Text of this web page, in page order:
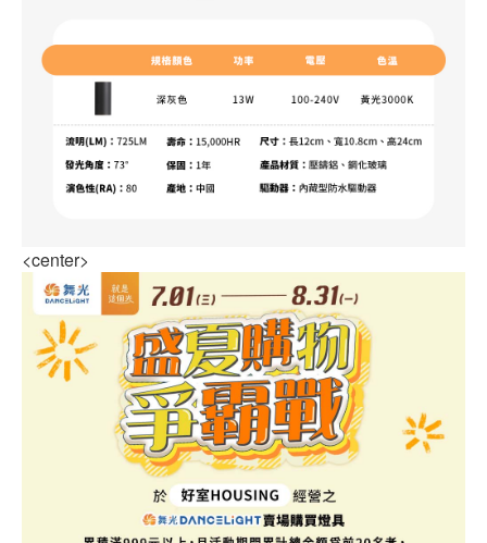
<center>